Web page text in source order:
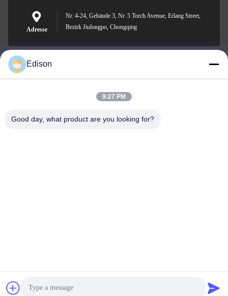
Adresse
Nr. 4-24, Gebäude 3, Nr. 5 Torch Avenue, Erlang Street,
Bezirk Jiulongpo, Chongqing
edisonzhan666@163.com
Dingneng (China) building materials Co., Ltd
Edison
9:27 PM
Good day, what product are you looking for?